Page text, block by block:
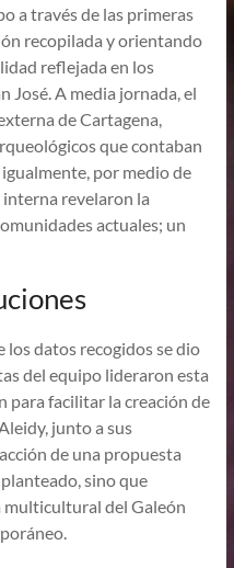
a través de las primeras
recopilada y orientando
reflejada en los
José. A media jornada, el
de Cartagena,
que contaban
por medio de
interna revelaron la
actuales; un
los datos recogidos se dio
del equipo lideraron esta
para facilitar la creación de
junto a sus
de una propuesta
sino que
multicultural del Galeón